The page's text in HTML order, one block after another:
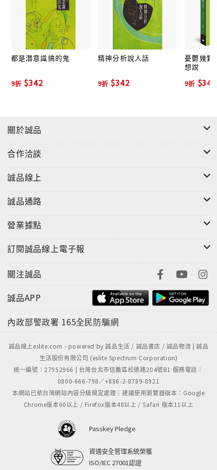
都是潛意識搞的鬼
9折 $342
精神分析說人話
9折 $342
憂鬱幾顆
想說
9折 $342
關於誠品
合作洽談
誠品線上
誠品通路
營業據點
訂閱誠品線上電子報
關注誠品
誠品APP
內政部警政署 165全民防騙網
誠品線上eslite.com - powered by 誠品生活 / 誠品書店 / 誠品物流 | 誠品
生活股份有限公司 (eslite Spectrum Corporation)
統一編號：27952966 | 台灣台北市信義區松德路204號B1 服務電話：
0800-666-798／+886-2-8789-8921
本網站已依台灣網站內容分級規定處理｜建議使用瀏覽器版本：Google
Chrome版本60以上 / Firefox版本48以上 / Safari 版本11以上
Passkey Pledge
資通安全管理系統榮獲
ISO/IEC 27001認證